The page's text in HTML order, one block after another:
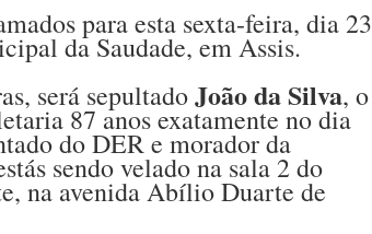
para esta sexta-feira, dia 23
da Saudade, em Assis.
será sepultadoJoão da Silva, o
87 anos exatamente no dia
do DER e morador da
sendo velado na sala 2 do
na avenida Abílio Duarte de